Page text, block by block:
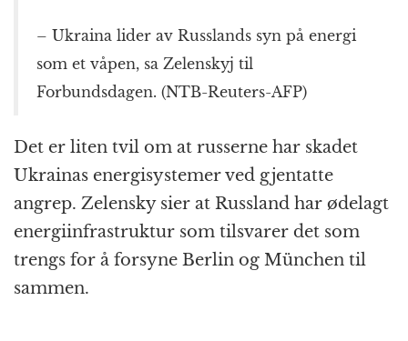
– Ukraina lider av Russlands syn på energi
som et våpen, sa Zelenskyj til
Forbundsdagen. (NTB-Reuters-AFP)
Det er liten tvil om at russerne har skadet
Ukrainas energisystemer ved gjentatte
angrep. Zelensky sier at Russland har ødelagt
energiinfrastruktur som tilsvarer det som
trengs for å forsyne Berlin og München til
sammen.